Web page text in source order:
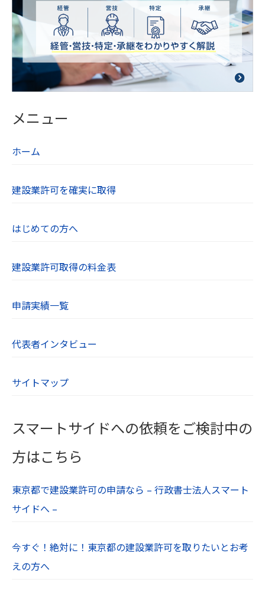
当社は法令及びガイドラインに別段の定めがある
場合を除き、同意を得ないで第三者に個人情報を
提供することは致しません。
【６．保有個人データの開示、訂正】
当社は本人から個人情報の開示を求められたとき
人情報の利用目的の通知や訂正、追加、削除、利
は、お問い合わせフォームよりご連絡ください。
絡先】
明点、苦情、その他のお問い合わせはお問い合わ
【８．SSL（Secure Socket Layer）について】
ラウザとWebサーバーとの通信を暗号化していま
どの個人情報は自動的に暗号化されます。
cookieとは、WebサーバーからWebブラウザに送
き、効率的に当社Webサイトを利用することがで
きます。当社Webサイトがcookieとして送るファ
イルは、個人を特定するような情報は含んでおり
ません。
お使いのWebブラウザの設定により、cookieを無
効にすることも可能です。
【１０．プライバシーポリシーの制定日及び改定
制定：令和６年７月１日
メニュー
ホーム
建設業許可を確実に取得
はじめての方へ
建設業許可取得の料金表
申請実績一覧
代表者インタビュー
サイトマップ
スマートサイドへの依頼をご検討中の
方はこちら
東京都で建設業許可の申請なら – 行政書士法人スマート
サイドへ –
今すぐ！絶対に！東京都の建設業許可を取りたいとお考
えの方へ